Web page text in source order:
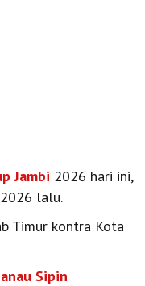
Jambi 2026 hari ini,
lalu.
Timur kontra Kota
Sipin